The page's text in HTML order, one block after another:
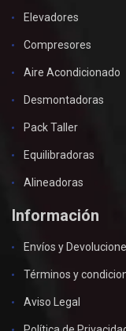
Elevadores
Compresores
Aire Acondicionado
Desmontadoras
Pack Taller
Equilibradoras
Alineadoras
Información
Envíos y
Términos y
Aviso Legal